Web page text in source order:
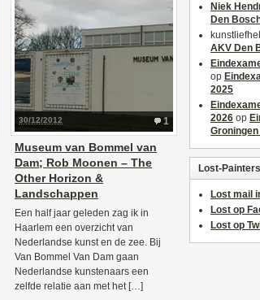
1
30/12/2012
Museum van Bommel van
Dam; Rob Moonen – The
Other Horizon &
Landschappen
Een half jaar geleden zag ik in
Haarlem een overzicht van
Nederlandse kunst en de zee. Bij
Van Bommel Van Dam gaan
Nederlandse kunstenaars een
zelfde relatie aan met het […]
Niek
Den
AKV Den
op
2025
2026 op
Lost-
Lost mail
Lost op
Lost op